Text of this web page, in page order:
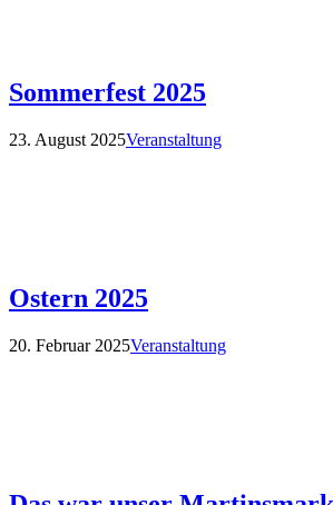
Sommerfest 2025
23. August 2025Veranstaltung
Ostern 2025
20. Februar 2025Veranstaltung